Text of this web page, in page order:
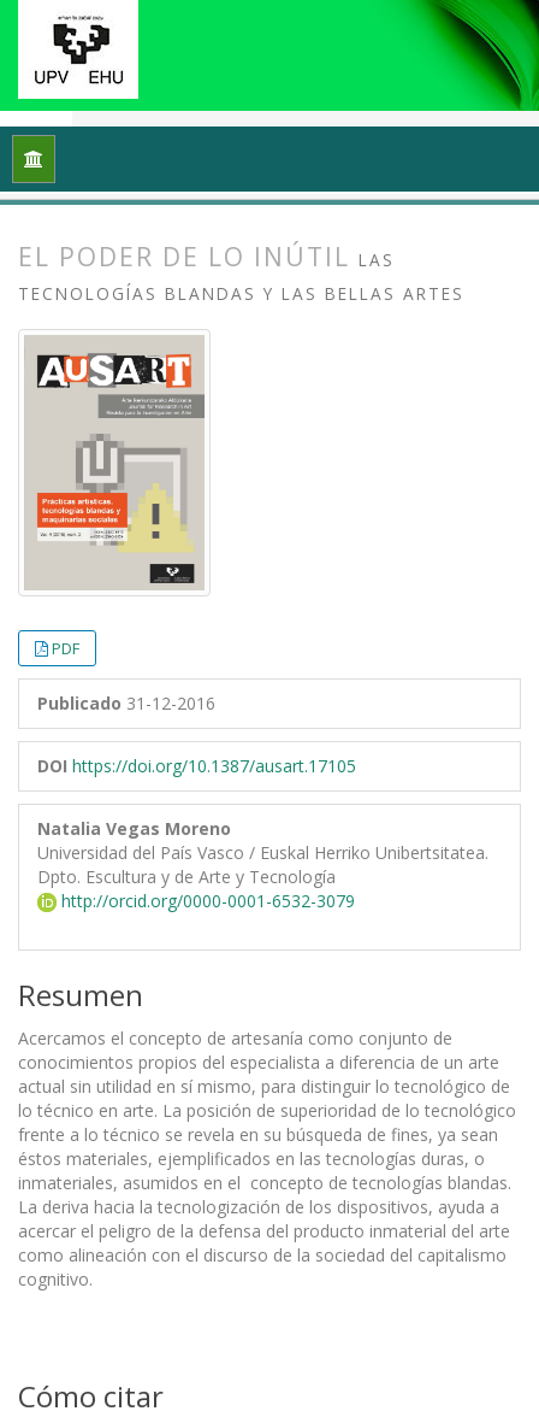
Inicio
EL PODER DE LO INÚTIL LAS
TECNOLOGÍAS BLANDAS Y LAS BELLAS ARTES
PDF
Publicado 31-12-2016
DOI https://doi.org/10.1387/ausart.17105
Natalia Vegas Moreno
Universidad del País Vasco / Euskal Herriko Unibertsitatea.
Dpto. Escultura y de Arte y Tecnología
http://orcid.org/0000-0001-6532-3079
Resumen
Acercamos el concepto de artesanía como conjunto de
conocimientos propios del especialista a diferencia de un arte
actual sin utilidad en sí mismo, para distinguir lo tecnológico de
lo técnico en arte. La posición de superioridad de lo tecnológico
frente a lo técnico se revela en su búsqueda de fines, ya sean
éstos materiales, ejemplificados en las tecnologías duras, o
inmateriales, asumidos en el concepto de tecnologías blandas.
La deriva hacia la tecnologización de los dispositivos, ayuda a
acercar el peligro de la defensa del producto inmaterial del arte
como alineación con el discurso de la sociedad del capitalismo
cognitivo.
Cómo citar